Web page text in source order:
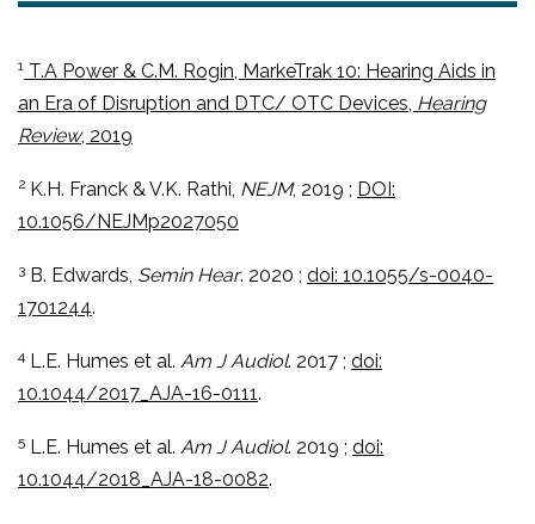
1 T.A Power & C.M. Rogin, MarkeTrak 10: Hearing Aids in
an Era of Disruption and DTC/ OTC Devices, Hearing
Review, 2019
2 K.H. Franck & V.K. Rathi, NEJM, 2019 ; DOI:
10.1056/NEJMp2027050
3 B. Edwards, Semin Hear. 2020 ; doi: 10.1055/s-0040-
1701244.
4 L.E. Humes et al. Am J Audiol. 2017 ; doi:
10.1044/2017_AJA-16-0111.
5 L.E. Humes et al. Am J Audiol. 2019 ; doi:
10.1044/2018_AJA-18-0082.